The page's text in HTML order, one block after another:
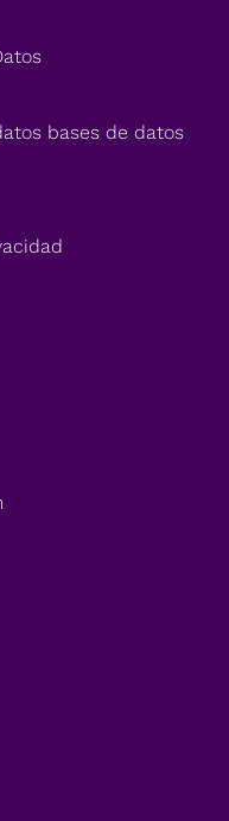
bases de datos